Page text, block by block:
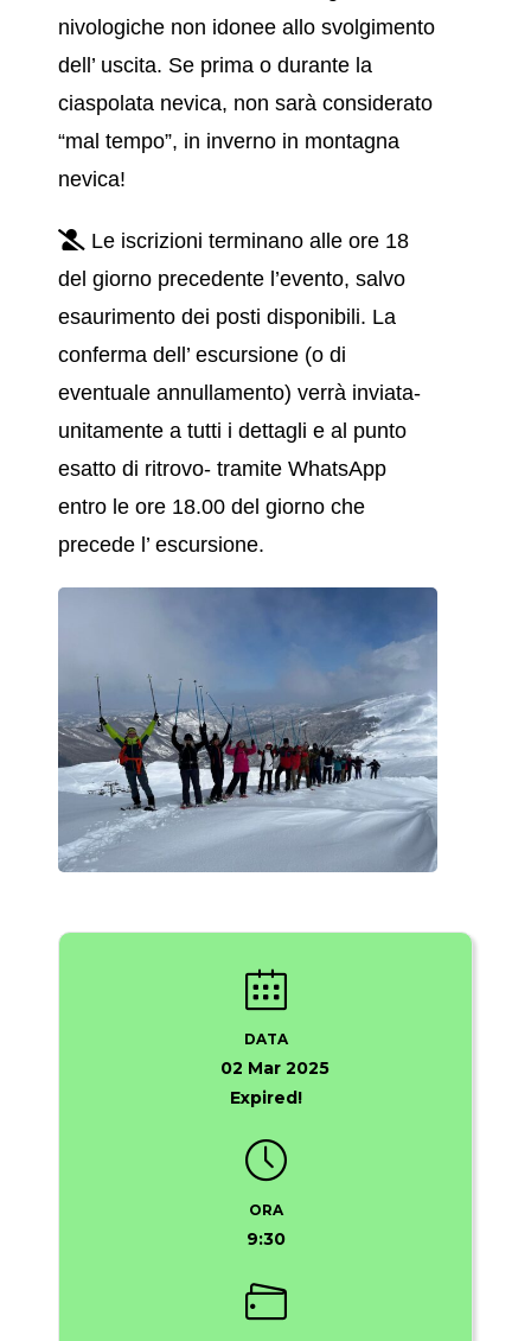
nivologiche non idonee allo svolgimento
dell’ uscita. Se prima o durante la
ciaspolata nevica, non sarà considerato
“mal tempo”, in inverno in montagna
nevica!
Le iscrizioni terminano alle ore 18
del giorno precedente l’evento, salvo
esaurimento dei posti disponibili. La
conferma dell’ escursione (o di
eventuale annullamento) verrà inviata-
unitamente a tutti i dettagli e al punto
esatto di ritrovo- tramite WhatsApp
entro le ore 18.00 del giorno che
precede l’ escursione.
DATA
02 Mar 2025
Expired!
ORA
9:30